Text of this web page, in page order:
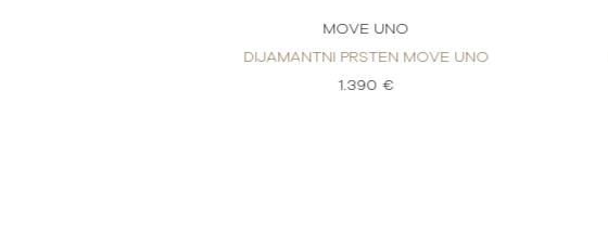
MOVE UNO
DIJAMANTNI PRSTEN MOVE UNO
1.390 €